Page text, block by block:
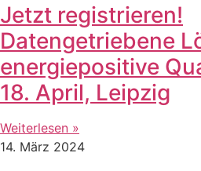
Jetzt registrieren!
Datengetriebene
energiepositive
18. April, Leipzig
Weiterlesen »
14. März 2024